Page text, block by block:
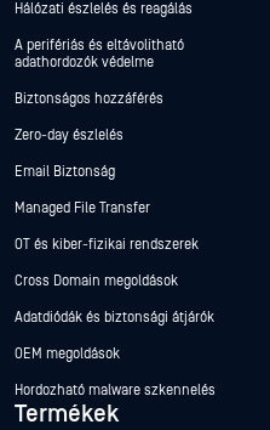
Hálózati észlelés és reagálás
A perifériás és eltávolítható
adathordozók védelme
Biztonságos hozzáférés
Zero-day észlelés
Email Biztonság
Managed File Transfer
OT és kiber-fizikai rendszerek
Cross Domain megoldások
Adatdiódák és biztonsági átjárók
OEM megoldások
Hordozható malware szkennelés
Termékek